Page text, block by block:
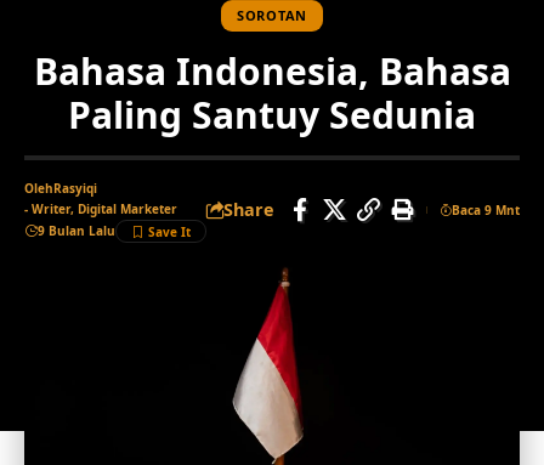
SOROTAN
Bahasa Indonesia, Bahasa
Paling Santuy Sedunia
OlehRasyiqi
- Writer, Digital Marketer
9 Bulan Lalu
Share Baca 9 Mnt